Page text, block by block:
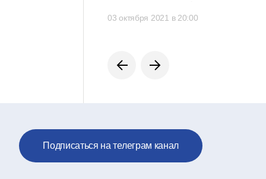
и Феодора
03 октября 2021 в 20:00
Подписаться на телеграм канал